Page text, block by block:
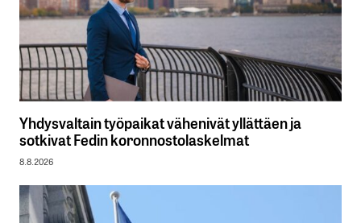
Yhdysvaltain työpaikat vähenivät yllättäen ja
sotkivat Fedin koronnostolaskelmat
8.8.2026